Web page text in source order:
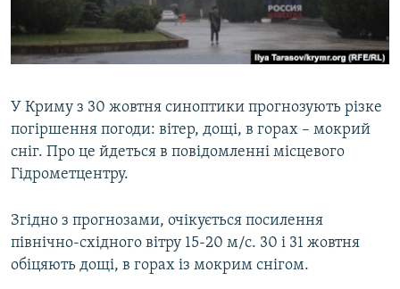
СВІДЧЕННЯ ОКУПАЦІЇ
УКРАЇНСЬКА ПРОБЛЕМА КРИМУ
Qırımtatar
Усі сайти RFE/RL
У Криму з 30 жовтня синоптики прогнозують різке
погіршення погоди: вітер, дощі, в горах – мокрий
сніг. Про це йдеться в повідомленні місцевого
Гідрометцентру.
Згідно з прогнозами, очікується посилення
північно-східного вітру 15-20 м/с. 30 і 31 жовтня
обіцяють дощі, в горах із мокрим снігом.